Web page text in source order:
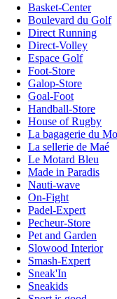
Basket-Center
Boulevard du Golf
Direct Running
Direct-Volley
Espace Golf
Foot-Store
Galop-Store
Goal-Foot
Handball-Store
House of Rugby
La bagagerie du
La sellerie de Maé
Le Motard Bleu
Made in Paradis
Nauti-wave
On-Fight
Padel-Expert
Pecheur-Store
Pet and Garden
Slowood Interior
Smash-Expert
Sneak'In
Sneakids